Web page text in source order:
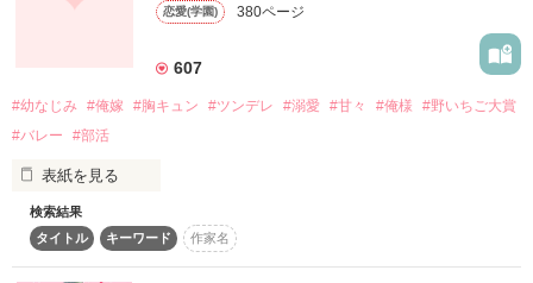
野いちご掲載なしで、新作文庫発売中！
皆様の応援のおかげで
続編を書きおろしました！
「これから一緒に住むのに
そんなに赤くなっちゃって大丈夫？」
意地悪で
「俺と一緒じゃ……嫌？」
小悪魔で
恋愛(学園) 380ページ
607
#幼なじみ #俺嫁 #胸キュン #ツンデレ #溺愛 #甘々 #俺様
#野いちご大賞
#バレー
#部活
表紙を見る
「こいつ、俺の嫁」
検索結果
タイトル
キーワード 作家名